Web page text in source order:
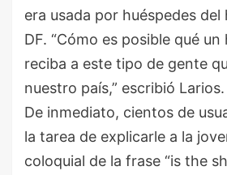
era usada por huéspedes del
DF. “Cómo es posible qué
reciba a este tipo de gente
nuestro país,” escribió Larios.
De inmediato, cientos de
la tarea de explicarle a la
coloquial de la frase “is the